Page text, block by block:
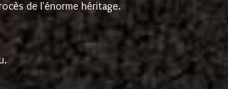
de l'énorme héritage.